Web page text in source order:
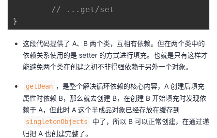
// ...get/set
}
这段代码提供了 A、B 两个类，互相有依赖。但在两个类中的
依赖关系使用的是 setter 的方式进行填充。也就是只有这样才
能避免两个类在创建之初不非得强依赖于另外一个对象。
getBean ，是整个解决循环依赖的核心内容，A 创建后填充
属性时依赖 B，那么就去创建 B，在创建 B 开始填充时发现依
赖于 A，但此时 A 这个半成品对象已经存放在缓存到
singletonObjects
中了，所以 B 可以正常创建，在通过递
归把 A 也创建完整了。